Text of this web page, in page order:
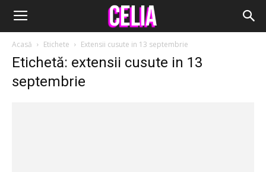
Acasă Etichete Extensii cusute in 13 septembrie
Etichetă: extensii cusute in 13
septembrie